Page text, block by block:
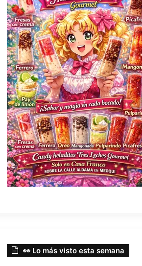
👀 Lo más visto esta semana